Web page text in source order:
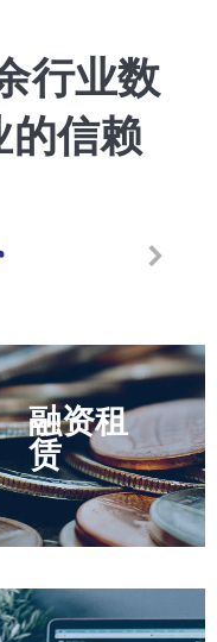
行业数
信赖
融资租
赁